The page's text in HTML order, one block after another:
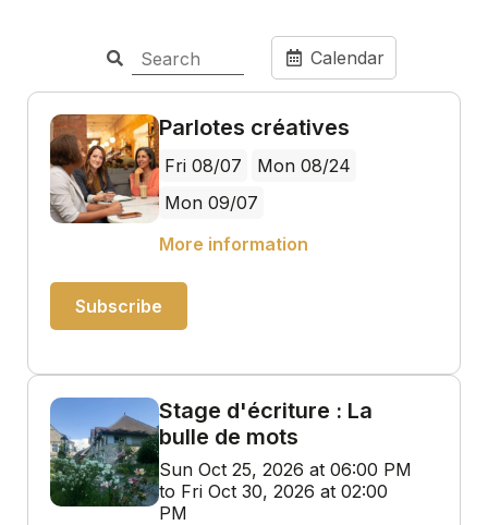
Calendar
Parlotes créatives
Fri 08/07
Mon 08/24
Mon 09/07
More information
Subscribe
Stage d'écriture : La
bulle de mots
Sun Oct 25, 2026 at 06:00 PM
to Fri Oct 30, 2026 at 02:00
PM